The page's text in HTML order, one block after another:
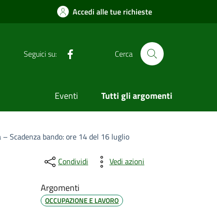
Accedi alle tue richieste
Seguici su: Cerca
Eventi Tutti gli argomenti
Scadenza bando: ore 14 del 16 luglio
Condividi Vedi azioni
Argomenti
OCCUPAZIONE E LAVORO